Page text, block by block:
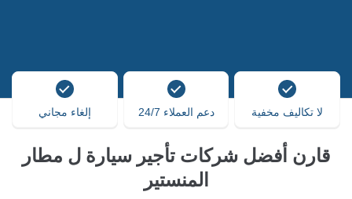
لا تكاليف مخفية دعم العملاء 24/7 إلغاء مجاني
قارن أفضل شركات تأجير سيارة ل مطار
المنستير